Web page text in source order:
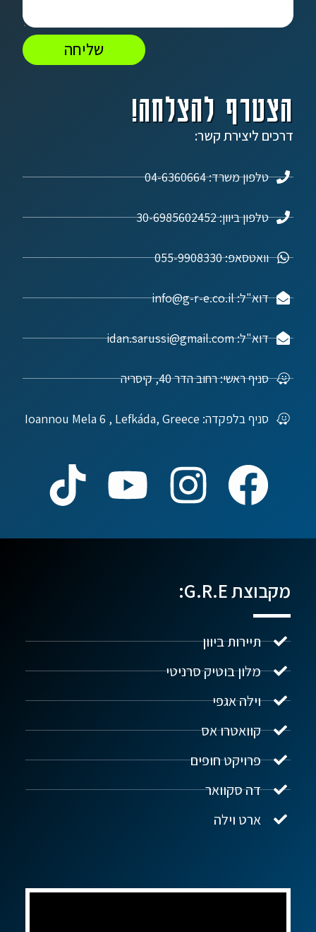
הצטרף להצלחה!
דרכים ליצירת קשר:
טלפון משרד: 04-6360664
טלפון ביוון: 30-6985602452
וואטסאפ: 055-9908330
דוא"ל: info@g-r-e.co.il
דוא"ל: idan.sarussi@gmail.com
סניף ראשי: רחוב הדר 40, קיסריה
סניף בלפקדה: Ioannou Mela 6 , Lefkáda, Greece
שליחה
מקבוצת G.R.E:
תיירות ביוון
מלון בוטיק סרניטי
וילה אגפי
קוואטרו אס
פרויקט חופים
דה סקוואר
ארט וילה
נדל"ן ביוון G.R.E
שלום! איך אפשר לעזור?